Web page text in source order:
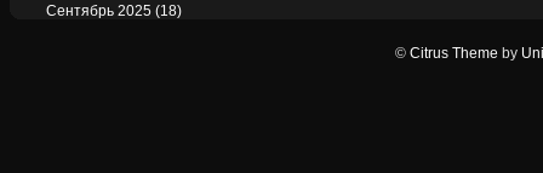
Сентябрь 2025 (18)
© Citrus Theme by